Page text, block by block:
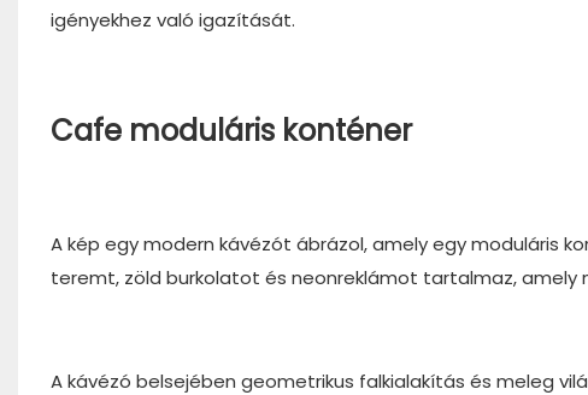
igényekhez való igazítását.
Cafe moduláris konténer
A kép egy modern kávézót ábrázol, amely egy moduláris
teremt, zöld burkolatot és neonreklámot tartalmaz, amely
A kávézó belsejében geometrikus falkialakítás és meleg